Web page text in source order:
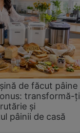
de făcut pâine
transformă-ți
și
pâinii de casă